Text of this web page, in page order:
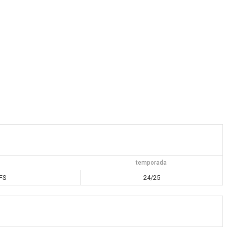
temporada
24/25